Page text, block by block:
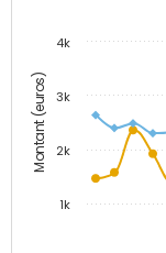
Montant (euros)
1k
2k
3k
4k